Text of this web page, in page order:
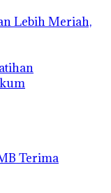
Lebih Meriah,
Terima